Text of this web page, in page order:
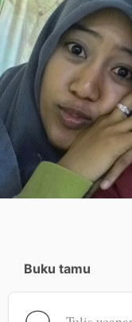
Buku tamu